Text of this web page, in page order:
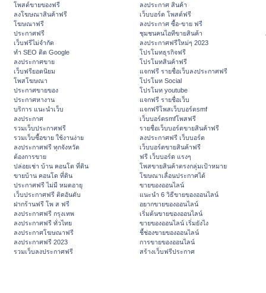
โพสต์ขายของฟรี
ลงโฆษณาสินค้าฟรี
โฆษณาฟรี
ประกาศฟรี
เว็บฟรีไม่จำกัด
ทำ SEO ติด Google
ลงประกาศขาย
เว็บฟรียอดนิยม
โพสโฆษณา
ประกาศขายของ
ประกาศหางาน
บริการ แนะนำเว็บ
ลงประกาศ
รวมเว็บประกาศฟรี
รวมเว็บซื้อขาย ใช้งานง่าย
ลงประกาศฟรี ทุกจังหวัด
ต้องการขาย
ปล่อยเช่า บ้าน คอนโด ที่ดิน
ขายบ้าน คอนโด ที่ดิน
ประกาศฟรี ไม่มี หมดอายุ
เว็บประกาศฟรี ติดอันดับ
ฝากร้านฟรี โพ ส ฟรี
ลงประกาศฟรี กรุงเทพ
ลงประกาศฟรี ทั่วไทย
ลงประกาศโฆษณาฟรี
ลงประกาศฟรี 2023
รวมเว็บลงประกาศฟรี
ลงประกาศ สินค้า
เว็บบอร์ด โพสต์ฟรี
ลงประกาศ ซื้อ-ขาย ฟรี
ชุมชนคนไอทีขายสินค้า
ลงประกาศฟรีใหม่ๆ 2023
โปรโมทธุรกิจฟรี
โปรโมทสินค้าฟรี
แจกฟรี รายชื่อเว็บลงประกาศฟรี
โปรโมท Social
โปรโมท youtube
แจกฟรี รายชื่อเว็บ
แจกฟรีโพสเว็บบอร์ดsmf
เว็บบอร์ดsmfโพสฟรี
รายชื่อเว็บบอร์ดขายสินค้าฟรี
ลงประกาศฟรี เว็บบอร์ด
เว็บบอร์ดขายสินค้าฟรี
ฟรี เว็บบอร์ด แรงๆ
โพสขายสินค้าตรงกลุ่มเป้าหมาย
โฆษณาเลื่อนประกาศได้
ขายของออนไลน์
แนะนำ 6 วิธีขายของออนไลน์
อยากขายของออนไลน์
เริ่มต้นขายของออนไลน์
ขายของออนไลน์ เริ่มยังไง
ชี้ช่องขายของออนไลน์
การขายของออนไลน์
สร้างเว็บฟรีประกาศ